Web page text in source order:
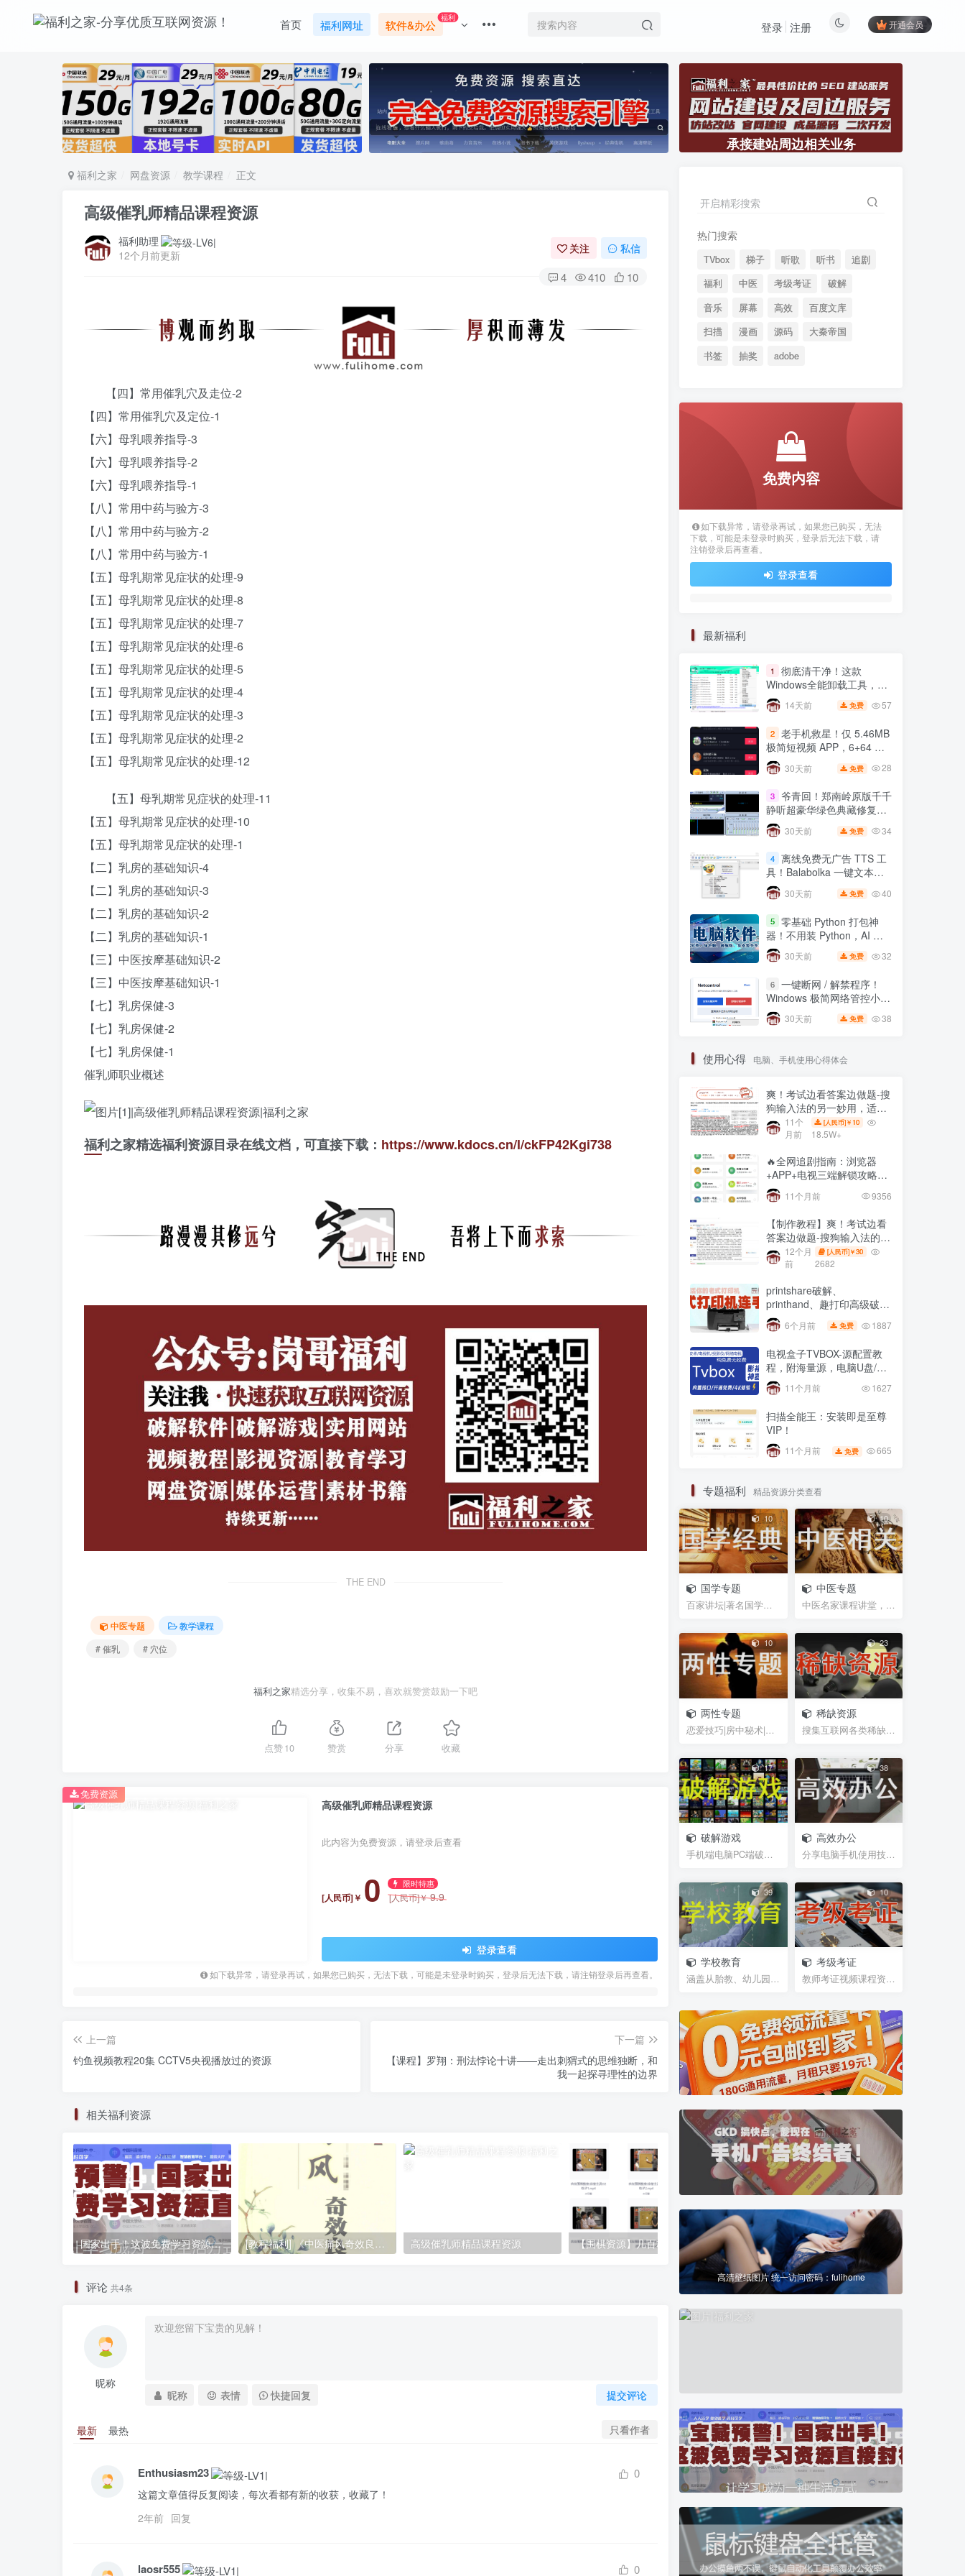
首页 福利网址 软件&办公
福利
开通会员
登录 注册
福利之家 网盘资源 教学课程 正文
高级催乳师精品课程资源
福利助理
12个月前更新
关注 私信
4 410 10
【四】常用催乳穴及走位-2
【四】常用催乳穴及定位-1
【六】母乳喂养指导-3
【六】母乳喂养指导-2
【六】母乳喂养指导-1
【八】常用中药与验方-3
【八】常用中药与验方-2
【八】常用中药与验方-1
【五】母乳期常见症状的处理-9
【五】母乳期常见症状的处理-8
【五】母乳期常见症状的处理-7
【五】母乳期常见症状的处理-6
【五】母乳期常见症状的处理-5
【五】母乳期常见症状的处理-4
【五】母乳期常见症状的处理-3
【五】母乳期常见症状的处理-2
【五】母乳期常见症状的处理-12
【五】母乳期常见症状的处理-11
【五】母乳期常见症状的处理-10
【五】母乳期常见症状的处理-1
【二】乳房的基础知识-4
【二】乳房的基础知识-3
【二】乳房的基础知识-2
【二】乳房的基础知识-1
【三】中医按摩基础知识-2
【三】中医按摩基础知识-1
【七】乳房保健-3
【七】乳房保健-2
【七】乳房保健-1
催乳师职业概述
福利之家精选福利资源目录在线文档，可直接下载： https://www.kdocs.cn/l/ckFP42Kgi738
THE END
中医专题
教学课程
# 催乳
# 穴位
福利之家精选分享，收集不易，喜欢就赞赏鼓励一下吧
点赞10 赞赏 分享 收藏
高级催乳师精品课程资源
此内容为免费资源，请登录后查看
[人民币]￥ 0 限时特惠
[人民币]￥9.9
登录查看
如下载异常，请登录再试，如果您已购买，无法下载，可能是未登录时购买，登录后无法下载，请注销登录后再查看。
免费资源
上一篇
钓鱼视频教程20集 CCTV5央视播放过的资源
下一篇
【课程】罗翔：刑法悖论十讲——走出刺猬式的思维独断，和
我一起探寻理性的边界
相关福利资源
国家出手！这波免费学习资源直接封神 宝藏预警⚠️：8.8万条教材+清北名师课，国家给你的知识锦鲤来了！ 原来国家悄悄铺了这么多免费学习赛道 [教程福利] 《中医痛风奇效良方》PDF电子版 高级催乳师精品课程资源 【围棋资源】几百本教学书籍+入门教学视频+教材
评论 共4条
昵称
提交评论
昵称 表情 快捷回复
最新 最热 只看作者
Enthusiasm23 0
这篇文章值得反复阅读，每次看都有新的收获，收藏了！
2年前 回复
laosr555 0
承接建站周边相关业务
开启精彩搜索
热门搜索
TVbox 梯子 听歌 听书
追剧
福利
中医 考级考证
破解
音乐
屏幕 高效
百度文库
扫描
漫画 源码
大秦帝国
书签
抽奖 adobe
免费内容
如下载异常，请登录再试，如果您已购买，无法
下载，可能是未登录时购买，登录后无法下载，请
注销登录后再查看。
登录查看
最新福利
1
彻底清干净！这款
Windows全能卸载工具，注
册表残留一键根除
14天前 免费 57
2 老手机救星！仅 5.46MB
极简短视频 APP，6+64 小
米 8 实测丝滑不卡顿
30天前 免费 28
3 爷青回！郑南岭原版千千
静听超豪华绿色典藏修复
版，无损音质拉满🔥
30天前 免费 34
4 离线免费无广告 TTS 工
具！Balabolka 一键文本转
语音，自媒体配音神器
30天前 免费 40
5 零基础 Python 打包神
器！不用装 Python，AI 全
自动一键打包 EXE🔥
30天前 免费 32
6 一键断网 / 解禁程序！
Windows 极简网络管控小工
具，右键直接锁联网🔥
30天前 免费 38
使用心得 电脑、手机使用心得体会
爽！考试边看答案边做题-搜
狗输入法的另一妙用，适用
网页在线全屏考试仿切屏系
统的
11个
月前
[人民币]￥ 10
18.5W+
🔥全网追剧指南：浏览器
+APP+电视三端解锁攻略，
免费资源一网打尽！
11个月前 9356
【制作教程】爽！考试边看
答案边做题-搜狗输入法的另
一妙用，适用网页在线全屏
考试仿切屏系统的
12个月
前
[人民币]￥30
2682
printshare破解、
printhand、趣打印高级破解
版，老式USB打印机
6个月前 免费 1887
电视盒子TVBOX-源配置教
程，附海量源，电脑U盘/不
用U盘 安装第三方app方法
11个月前 1627
扫描全能王：安装即是至尊
VIP！
11个月前 免费 665
专题福利 精品资源分类查看
10
国学专题
百家讲坛|著名国学大师视频课程|易中天曾仕强于丹纪...
10
中医专题
中医名家课程讲堂，书籍资料等网盘资源分享
10
两性专题
恋爱技巧|房中秘术|聊天话术|脱单救急|男性能力锻炼...
23
稀缺资源
搜集互联网各类稀缺视频、图片、书籍等资源
17
破解游戏
手机端电脑PC端破解游戏，经典游戏
38
高效办公
分享电脑手机使用技巧，及辅助软件插件等小工具，帮...
39
学校教育
涵盖从胎教、幼儿园、学前班、小学、初中、高中、大...
10
考级考证
教师考证视频课程资源，笔试试题，面试攻略等等网盘...
高清壁纸图片 统一访问密码：fulihome